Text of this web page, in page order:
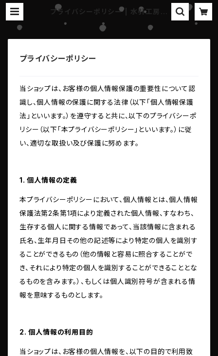
プライバシーポリシー | 水引工房
プライバシーポリシー
当ショップは、お客様の個人情報保護の重要性について認
識し、個人情報の保護に関する法律（以下「個人情報保護
法」といいます。）を遵守すると共に、以下のプライバシーポ
リシー（以下「本プライバシーポリシー」といいます。）に従
い、適切な取扱い及び保護に努めます。
1. 個人情報の定義
本プライバシーポリシーにおいて、個人情報とは、個人情報
保護法第2条第1項により定義された個人情報、すなわち、
生存する個人に関する情報であって、当該情報に含まれる
氏名、生年月日その他の記述等により特定の個人を識別す
ることができるもの（他の情報と容易に照合することがで
き、それにより特定の個人を識別することができることとな
るものを含みます。）、もしくは個人識別符号が含まれる情
報を意味するものとします。
2. 個人情報の利用目的
当ショップは、お客様の個人情報を、以下の目的で利用致